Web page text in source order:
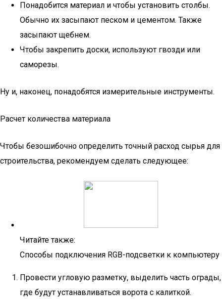
Понадобится материал и чтобы установить столбы.
Обычно их засыпают песком и цементом. Также
засыпают щебнем.
Чтобы закрепить доски, используют гвозди или
саморезы.
Ну и, наконец, понадобятся измерительные инструменты.
Расчет количества материала
Чтобы безошибочно определить точный расход сырья для
строительства, рекомендуем сделать следующее:
Читайте также:
Способы подключения RGB-подсветки к компьютеру
Провести угловую разметку, выделить часть ограды,
где будут устанавливаться ворота с калиткой.